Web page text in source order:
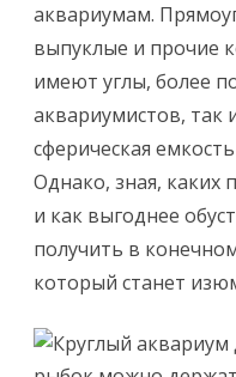
аквариумам.
выпуклые и прочие
имеют углы, более
аквариумистов, так
сферическая
Однако, зная,
и как выгоднее
получить в
который станет